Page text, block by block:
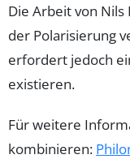
Die Arbeit von
der Polarisierung
erfordert jedoch
existieren.
Für weitere
kombinieren: